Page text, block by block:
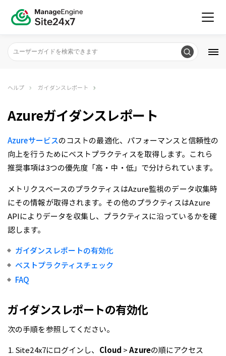
ヘルプ ガイダンスレポート
Azureガイダンスレポート
Azureサービスのコストの最適化、パフォーマンスと信頼性の
向上を行うためにベストプラクティスを取得します。これら
推奨事項は3つの優先度「高・中・低」で分けられています。
メトリクスベースのプラクティスはAzure監視のデータ収集時
にその情報が取得されます。その他のプラクティスはAzure
APIによりデータを収集し、プラクティスに沿っているかを確
認します。
ガイダンスレポートの有効化
ベストプラクティスチェック
FAQ
ガイダンスレポートの有効化
次の手順を参照してください。
Site24x7にログインし、 Cloud >Azureの順にアクセス